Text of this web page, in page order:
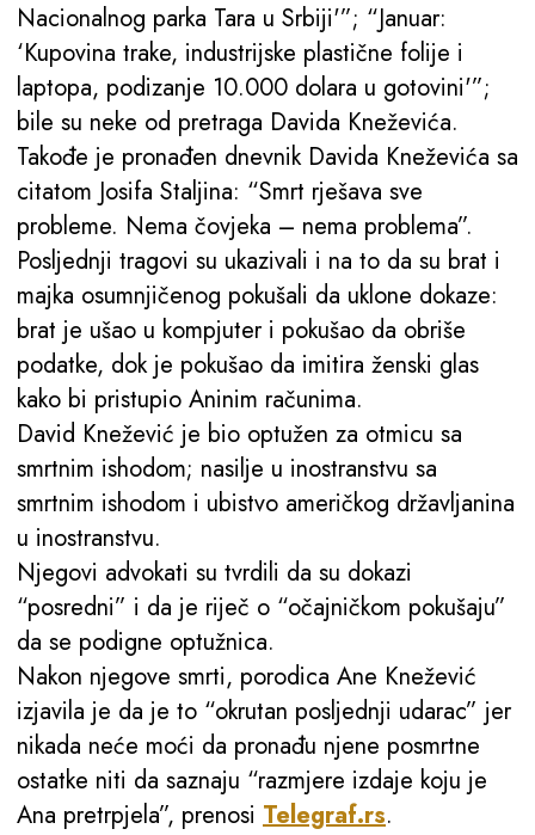
Nacionalnog parka Tara u Srbiji'”; “Januar:
‘Kupovina trake, industrijske plastične folije i
laptopa, podizanje 10.000 dolara u gotovini'”;
bile su neke od pretraga Davida Kneževića.
Takođe je pronađen dnevnik Davida Kneževića sa
citatom Josifa Staljina: “Smrt rješava sve
probleme. Nema čovjeka – nema problema”.
Posljednji tragovi su ukazivali i na to da su brat i
majka osumnjičenog pokušali da uklone dokaze:
brat je ušao u kompjuter i pokušao da obriše
podatke, dok je pokušao da imitira ženski glas
kako bi pristupio Aninim računima.
David Knežević je bio optužen za otmicu sa
smrtnim ishodom; nasilje u inostranstvu sa
smrtnim ishodom i ubistvo američkog državljanina
u inostranstvu.
Njegovi advokati su tvrdili da su dokazi
“posredni” i da je riječ o “očajničkom pokušaju”
da se podigne optužnica.
Nakon njegove smrti, porodica Ane Knežević
izjavila je da je to “okrutan posljednji udarac” jer
nikada neće moći da pronađu njene posmrtne
ostatke niti da saznaju “razmjere izdaje koju je
Ana pretrpjela”, prenosi Telegraf.rs.